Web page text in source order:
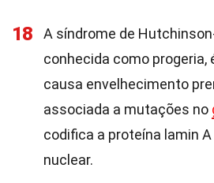
18
A síndrome de
conhecida como progeria,
causa envelhecimento
associada a mutações no
codifica a proteína lamin
nuclear.